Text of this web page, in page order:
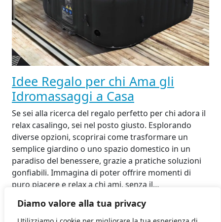
Diamo valore alla tua privacy
Idee Regalo per chi Ama gli
Idromassaggi a Casa
Se sei alla ricerca del regalo perfetto per chi adora il
relax casalingo, sei nel posto giusto. Esplorando
diverse opzioni, scoprirai come trasformare un
semplice giardino o uno spazio domestico in un
paradiso del benessere, grazie a pratiche soluzioni
gonfiabili. Immagina di poter offrire momenti di
puro piacere e relax a chi ami, senza il…